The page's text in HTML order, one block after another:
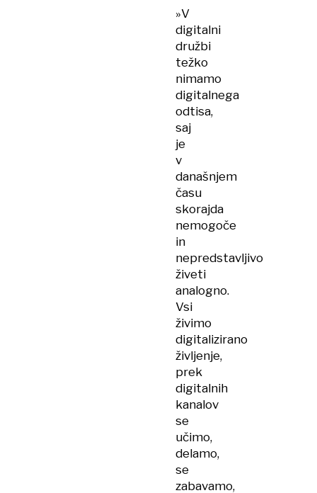
»V
digitalni
družbi
težko
nimamo
digitalnega
odtisa,
saj
je
v
današnjem
času
skorajda
nemogoče
in
nepredstavljivo
živeti
analogno.
Vsi
živimo
digitalizirano
življenje,
prek
digitalnih
kanalov
se
učimo,
delamo,
se
zabavamo,